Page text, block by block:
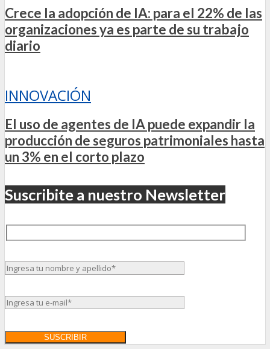
Crece la adopción de IA: para el 22% de las
organizaciones ya es parte de su trabajo
diario
INNOVACIÓN
El uso de agentes de IA puede expandir la
producción de seguros patrimoniales hasta
un 3% en el corto plazo
Suscribite a nuestro Newsletter